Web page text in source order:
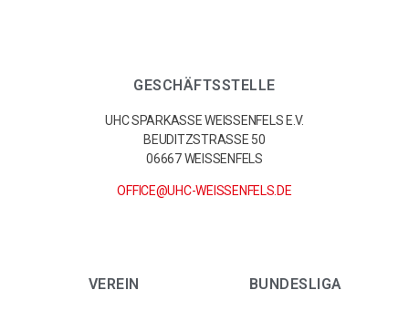
GESCHÄFTSSTELLE
UHC SPARKASSE WEISSENFELS E.V.
BEUDITZSTRASSE 50
06667 WEISSENFELS
OFFICE@UHC-WEISSENFELS.DE
VEREIN BUNDESLIGA